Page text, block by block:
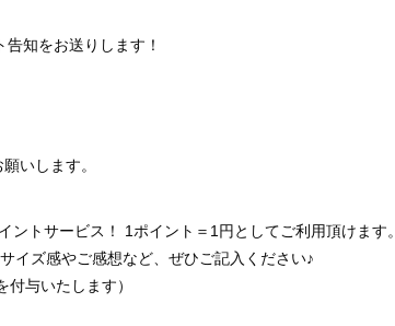
知をお送りします！
いします。
トサービス！ 1ポイント＝1円としてご利用頂けます。
イズ感やご感想など、ぜひご記入ください♪
与いたします）